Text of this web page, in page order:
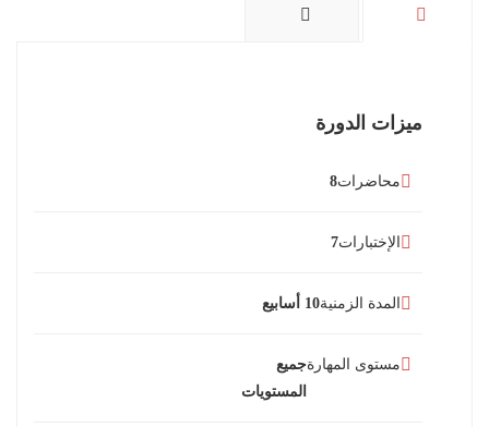
ميزات الدورة
محاضرات8
الإختبارات7
المدة الزمنية10 أسابيع
مستوى المهارةجميع
المستويات